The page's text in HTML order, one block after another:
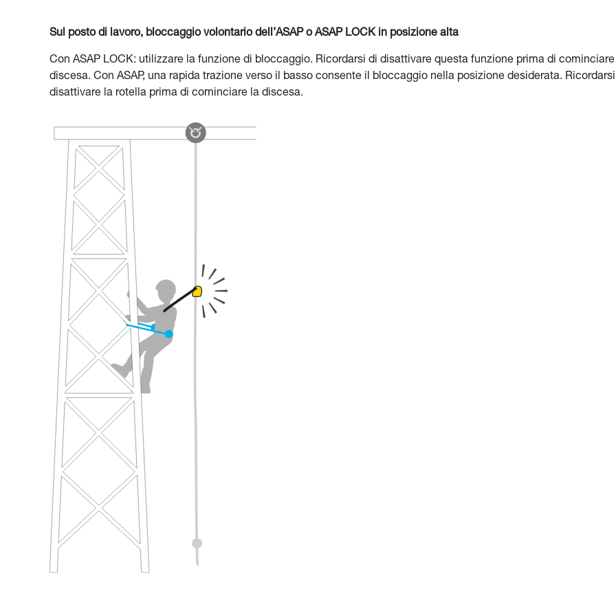
Sul posto di lavoro, bloccaggio volontario dell’ASAP o ASAP LOCK in posizione alta
Con ASAP LOCK: utilizzare la funzione di bloccaggio. Ricordarsi di disattivare questa funzione prima di
discesa. Con ASAP, una rapida trazione verso il basso consente il bloccaggio nella posizione desiderata.
disattivare la rotella prima di cominciare la discesa.